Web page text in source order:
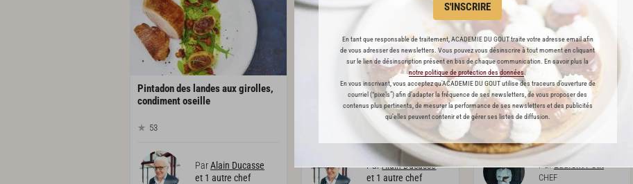
S'INSCRIRE
En tant que responsable de traitement, ACADEMIE DU GOUT traite votre adresse email afin
de vous adresser des newsletters. Vous pouvez vous désinscrire à tout moment en cliquant
sur le lien de désinscription présent en bas de chaque communication. En savoir plus la
notre politique de protection des données.
En vous inscrivant, vous acceptez qu'ACADEMIE DU GOUT utilise des traceurs d’ouverture de
courriel (“pixels”) afin d’adapter la fréquence de ses newsletters, de vous proposer des
contenus plus pertinents, de mesurer la performance de ses newsletters et des publicités
qu’elles peuvent contenir et de gérer ses listes de diffusion.
Pintadon des landes aux girolles,
condiment oseille
53
ParAlain Ducasse
et 1 autre chef
Homardchou
ParAlain Ducasse
et 1 autre chef
Racine d’endive, gratons de
canard, zeste d’agrume
ParLaurent Petit
CHEF